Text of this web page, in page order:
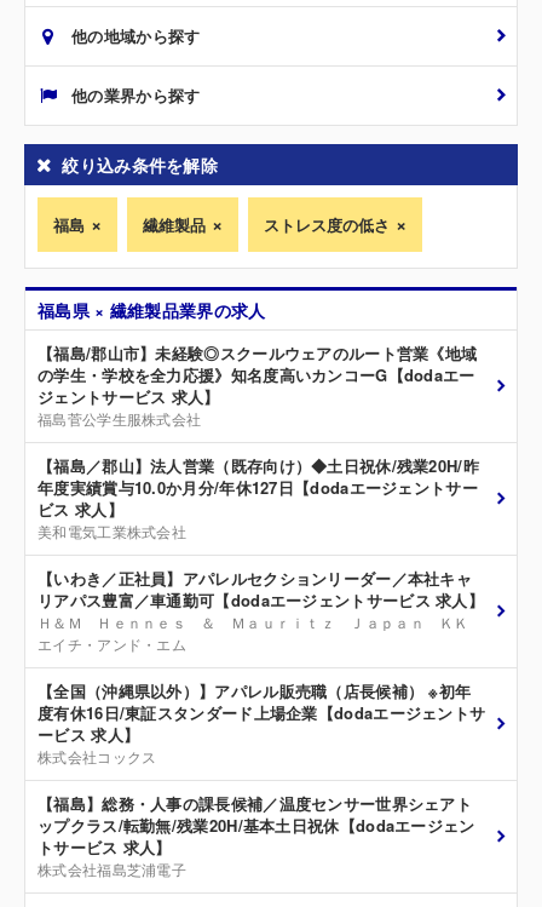
他の地域から探す
他の業界から探す
絞り込み条件を解除
福島 繊維製品 ストレス度の低さ
福島県 × 繊維製品業界の求人
【福島/郡山市】未経験◎スクールウェアのルート営業《地域
の学生・学校を全力応援》知名度高いカンコーG【dodaエー
ジェントサービス 求人】
福島菅公学生服株式会社
【福島／郡山】法人営業（既存向け）◆土日祝休/残業20H/昨
年度実績賞与10.0か月分/年休127日【dodaエージェントサー
ビス 求人】
美和電気工業株式会社
【いわき／正社員】アパレルセクションリーダー／本社キャ
リアパス豊富／車通勤可【dodaエージェントサービス 求人】
Ｈ＆Ｍ Ｈｅｎｎｅｓ ＆ Ｍａｕｒｉｔｚ Ｊａｐａｎ ＫＫ
エイチ・アンド・エム
【全国（沖縄県以外）】アパレル販売職（店長候補） ※初年
度有休16日/東証スタンダード上場企業【dodaエージェントサ
ービス 求人】
株式会社コックス
【福島】総務・人事の課長候補／温度センサー世界シェアト
ップクラス/転勤無/残業20H/基本土日祝休【dodaエージェン
トサービス 求人】
株式会社福島芝浦電子